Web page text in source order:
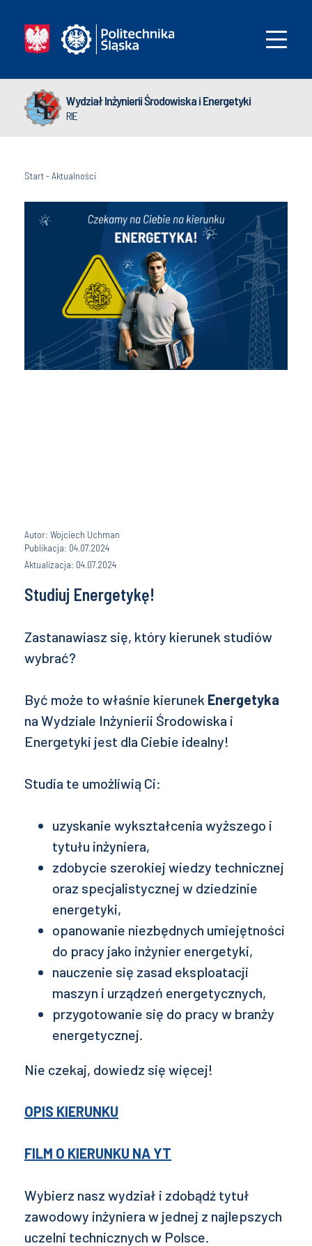
Wydział Inżynierii Środowiska i Energetyki
RIE
Start-Aktualności
Autor: Wojciech Uchman
Publikacja: 04.07.2024
Aktualizacja: 04.07.2024
Studiuj Energetykę!
Zastanawiasz się, który kierunek studiów
wybrać?
Być może to właśnie kierunek Energetyka
na Wydziale Inżynierii Środowiska i
Energetyki jest dla Ciebie idealny!
Studia te umożliwią Ci:
uzyskanie wykształcenia wyższego i
tytułu inżyniera,
zdobycie szerokiej wiedzy technicznej
oraz specjalistycznej w dziedzinie
energetyki,
opanowanie niezbędnych umiejętności
do pracy jako inżynier energetyki,
nauczenie się zasad eksploatacji
maszyn i urządzeń energetycznych,
przygotowanie się do pracy w branży
energetycznej.
Nie czekaj, dowiedz się więcej!
OPIS KIERUNKU
FILM O KIERUNKU NA YT
Wybierz nasz wydział i zdobądź tytuł
zawodowy inżyniera w jednej z najlepszych
uczelni technicznych w Polsce.